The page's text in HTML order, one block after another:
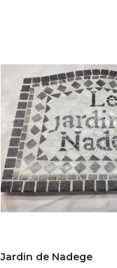
SCEGLI
Jardin de Nadege